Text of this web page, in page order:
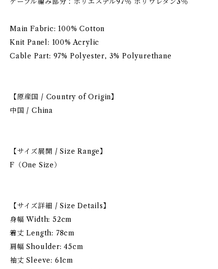
Main Fabric: 100% Cotton
Knit Panel: 100% Acrylic
Cable Part: 97% Polyester, 3% Polyurethane
【原産国 / Country of Origin】
中国 / China
【サイズ展開 / Size Range】
F（One Size）
【サイズ詳細 / Size Details】
身幅 Width: 52cm
着丈 Length: 78cm
肩幅 Shoulder: 45cm
袖丈 Sleeve: 61cm